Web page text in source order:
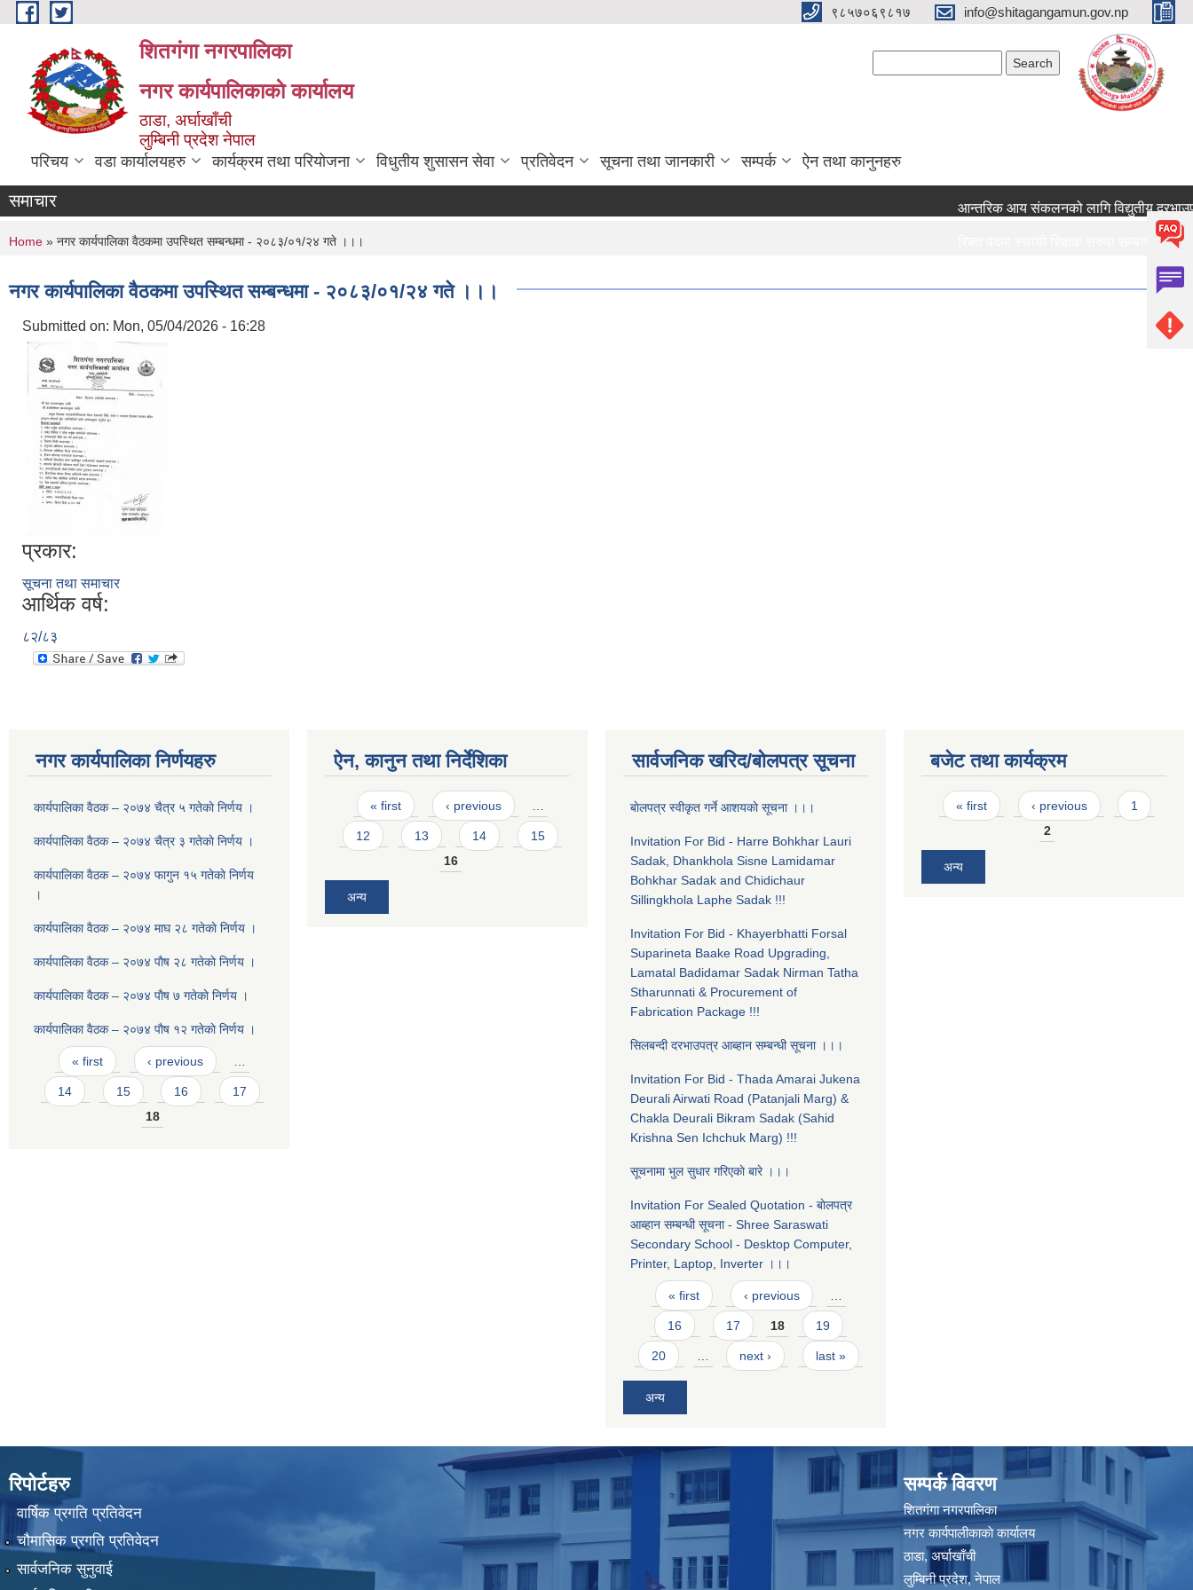
Skip to main content ९८५७०६९८१७ info@shitagangamun.gov.np
शितगंगा नगरपालिका
नगर कार्यपालिकाकाे कार्यालय
ठाडा, अर्घाखाँची
लुम्बिनी प्रदेश नेपाल
परिचय वडा कार्यालयहरु कार्यक्रम तथा परियोजना विधुतीय शुसासन सेवा प्रतिवेदन सूचना तथा जानकारी सम्पर्क ऐन तथा कानुनहरु
समाचार आन्तरिक आय संकलनको लागि विद्युतीय
रिक्त पदमा स्थायी शिक्षक सरुवा सम्बन्धमा ।।।
रिक्त पदमा स्थायी शिक्षक सरुवा सम्बन्धमा ।।।
You are here
Home » नगर कार्यपालिका वैठकमा उपस्थित सम्बन्धमा - २०८३/०१/२४ गते ।।।
नगर कार्यपालिका वैठकमा उपस्थित सम्बन्धमा - २०८३/०१/२४ गते ।।।
Submitted on: Mon, 05/04/2026 - 16:28
प्रकार:
सूचना तथा समाचार
आर्थिक वर्ष:
८२/८३
नगर कार्यपालिका निर्णयहरु
कार्यपालिका वैठक – २०७४ चैत्र ५ गतेकाे निर्णय ।
कार्यपालिका वैठक – २०७४ चैत्र ३ गतेकाे निर्णय ।
कार्यपालिका वैठक – २०७४ फागुन १५ गतेकाे निर्णय
।
कार्यपालिका वैठक – २०७४ माघ २८ गतेकाे निर्णय ।
कार्यपालिका वैठक – २०७४ पाैष २८ गतेकाे निर्णय ।
कार्यपालिका वैठक – २०७४ पाैष ७ गतेकाे निर्णय ।
कार्यपालिका वैठक – २०७४ पाैष १२ गतेकाे निर्णय ।
Pages
« first ‹ previous
14 15 16
17
18
ऐन, कानुन तथा निर्देशिका
Pages
« first ‹ previous
12 13 14
15
16
अन्य
सार्वजनिक खरिद/बोलपत्र सूचना
बाेलपत्र स्वीकृत गर्ने आशयकाे सूचना ।।।
Invitation For Bid - Harre Bohkhar Lauri
Sadak, Dhankhola Sisne Lamidamar
Bohkhar Sadak and Chidichaur
Sillingkhola Laphe Sadak !!!
Invitation For Bid - Khayerbhatti Forsal
Suparineta Baake Road Upgrading,
Lamatal Badidamar Sadak Nirman Tatha
Stharunnati & Procurement of
Fabrication Package !!!
सिलबन्दी दरभाउपत्र आब्हान सम्बन्धी सूचना ।।।
Invitation For Bid - Thada Amarai Jukena
Deurali Airwati Road (Patanjali Marg) &
Chakla Deurali Bikram Sadak (Sahid
Krishna Sen Ichchuk Marg) !!!
सूचनामा भुल सुधार गरिएकाे बारे ।।।
Invitation For Sealed Quotation - बाेलपत्र
आब्हान सम्बन्धी सूचना - Shree Saraswati
Secondary School - Desktop Computer,
Printer, Laptop, Inverter ।।।
Pages
« first ‹ previous
16 17 18 19
20 next › last »
अन्य
बजेट तथा कार्यक्रम
Pages
« first ‹ previous
1
2
अन्य
रिपोर्टहरु
वार्षिक प्रगति प्रतिवेदन
चौमासिक प्रगति प्रतिवेदन
सार्वजनिक सुनुवाई
सम्पर्क विवरण
शितगंगा नगरपालिका
नगर कार्यपालीकाकाे कार्यालय
ठाडा, अर्घाखाँची
लुम्बिनी प्रदेश, नेपाल